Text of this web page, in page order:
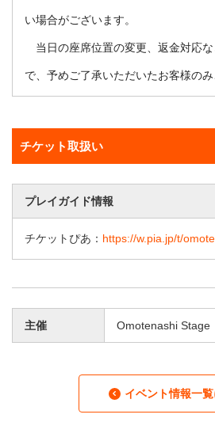
い場合がございます。
当日の座席位置の変更、返金対応
で、予めご了承いただいたお客様のみ
チケット取扱い
プレイガイド情報
チケットぴあ： https://w.pia.jp/t/
主催 Omotenashi Stage
イベント情報一